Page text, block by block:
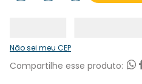
Não sei meu CEP